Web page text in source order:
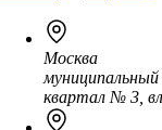
Москва
муниципальный
квартал № 3,